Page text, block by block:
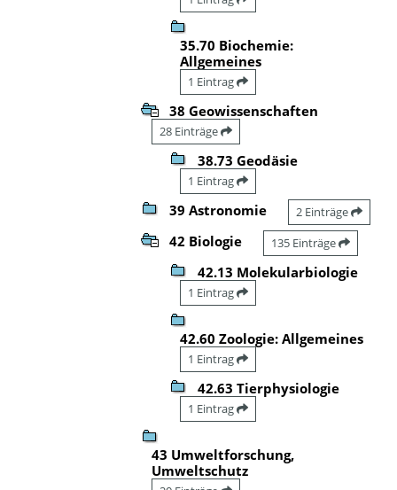
35.70 Biochemie:
Allgemeines
1 Eintrag
38 Geowissenschaften
28 Einträge
38.73 Geodäsie
1 Eintrag
39 Astronomie 2 Einträge
42 Biologie 135 Einträge
42.13 Molekularbiologie
1 Eintrag
42.60 Zoologie: Allgemeines
1 Eintrag
42.63 Tierphysiologie
1 Eintrag
43 Umweltforschung,
Umweltschutz